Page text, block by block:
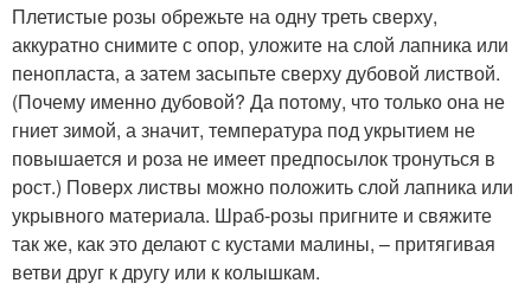
Плетистые розы обрежьте на одну треть сверху,
аккуратно снимите с опор, уложите на слой лапника или
пенопласта, а затем засыпьте сверху дубовой листвой.
(Почему именно дубовой? Да потому, что только она не
гниет зимой, а значит, температура под укрытием не
повышается и роза не имеет предпосылок тронуться в
рост.) Поверх листвы можно положить слой лапника или
укрывного материала. Шраб-розы пригните и свяжите
так же, как это делают с кустами малины, – притягивая
ветви друг к другу или к колышкам.